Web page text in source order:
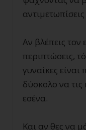
Αν βλέπεις
περιπτώσεις,
γυναίκες
δύσκολο να τις
εσένα.
Και αν θες να